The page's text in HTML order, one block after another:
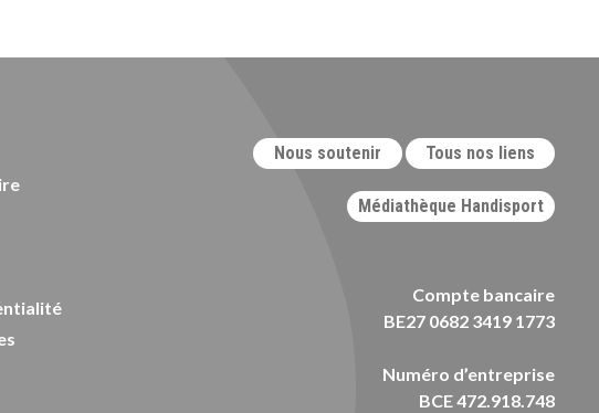
Nous soutenir Tous nos liens
Médiathèque Handisport
Compte bancaire
BE27 0682 3419 1773
Numéro d’entreprise
BCE 472.918.748